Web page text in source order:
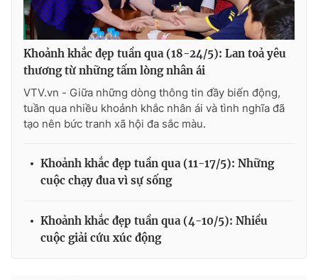
Khoảnh khắc đẹp tuần qua (18-24/5): Lan toả yêu
thương từ những tấm lòng nhân ái
VTV.vn - Giữa những dòng thông tin đầy biến động,
tuần qua nhiều khoảnh khắc nhân ái và tình nghĩa đã
tạo nên bức tranh xã hội đa sắc màu.
Khoảnh khắc đẹp tuần qua (11-17/5): Những
cuộc chạy đua vì sự sống
Khoảnh khắc đẹp tuần qua (4-10/5): Nhiều
cuộc giải cứu xúc động